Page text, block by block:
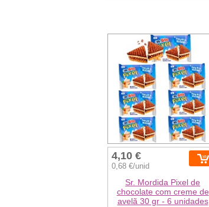
4,10 €
0,68 €/unid
Sr. Mordida Pixel de
chocolate com creme de
avelã 30 gr - 6 unidades